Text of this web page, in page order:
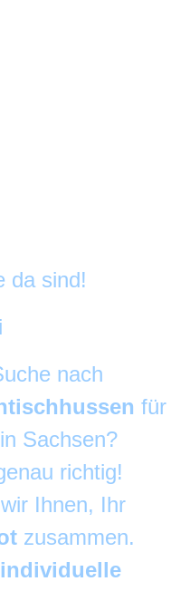
da sind!
nach
für
Sachsen?
richtig!
Ihnen, Ihr
zusammen.
individuelle